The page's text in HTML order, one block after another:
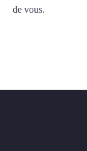
de vous.